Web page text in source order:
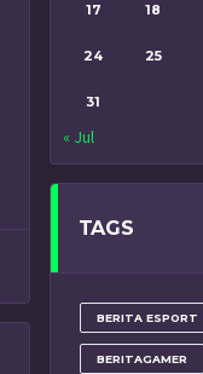
17 18
24 25
31
« Jul
TAGS
BERITA ESPORT
BERITAGAMER